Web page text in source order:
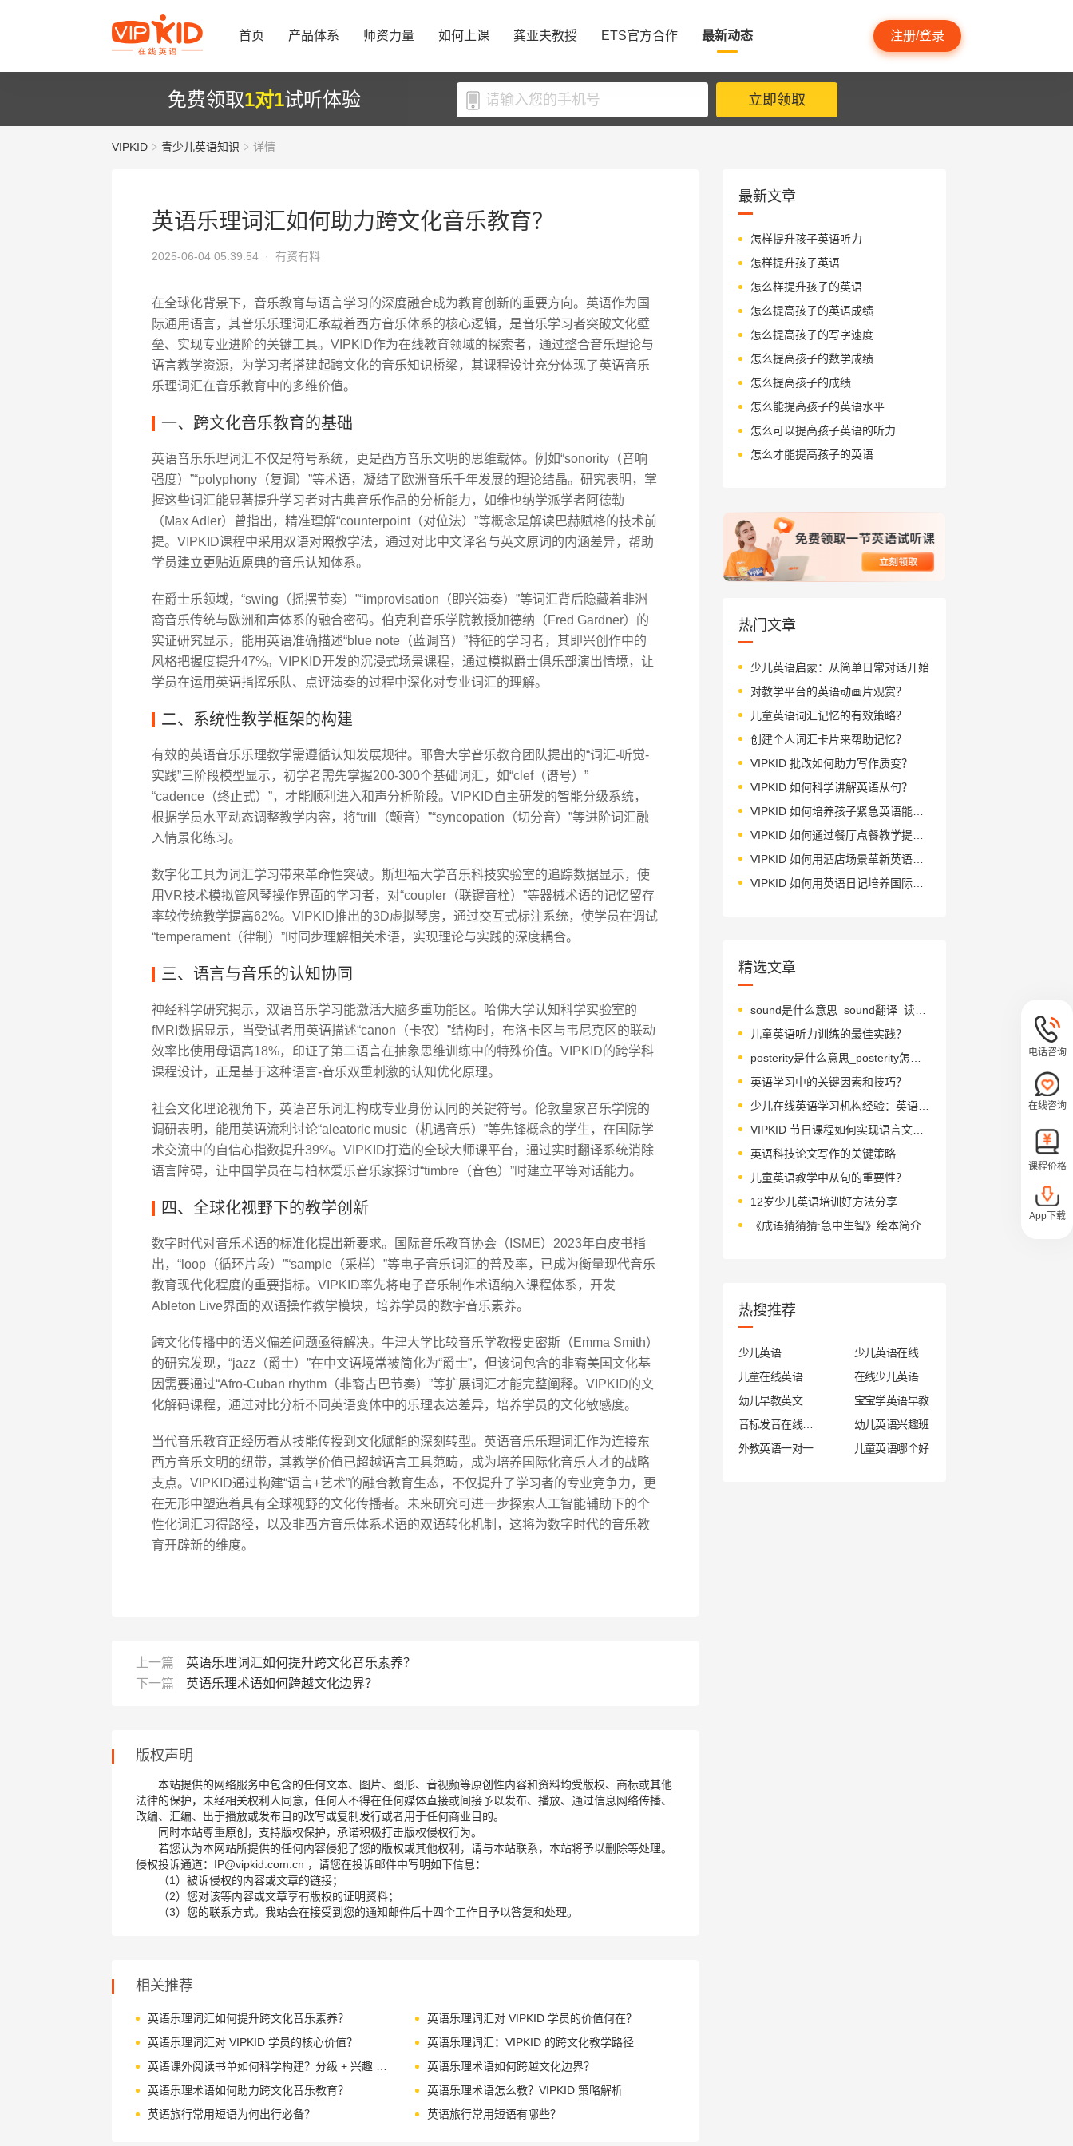
首页 产品体系 师资力量 如何上课 龚亚夫教授 ETS官方合作 最新动态 注册/登录
免费领取1对1试听体验 立即领取
VIPKID 青少儿英语知识 详情
英语乐理词汇如何助力跨文化音乐教育？
2025-06-04 05:39:54 · 有资有料
在全球化背景下，音乐教育与语言学习的深度融合成为教育创新的重要方向。英语作为国
际通用语言，其音乐乐理词汇承载着西方音乐体系的核心逻辑，是音乐学习者突破文化壁
垒、实现专业进阶的关键工具。VIPKID作为在线教育领域的探索者，通过整合音乐理论与
语言教学资源，为学习者搭建起跨文化的音乐知识桥梁，其课程设计充分体现了英语音乐
乐理词汇在音乐教育中的多维价值。
一、跨文化音乐教育的基础
英语音乐乐理词汇不仅是符号系统，更是西方音乐文明的思维载体。例如“sonority（音响
强度）”“polyphony（复调）”等术语，凝结了欧洲音乐千年发展的理论结晶。研究表明，掌
握这些词汇能显著提升学习者对古典音乐作品的分析能力，如维也纳学派学者阿德勒
（Max Adler）曾指出，精准理解“counterpoint（对位法）”等概念是解读巴赫赋格的技术前
提。VIPKID课程中采用双语对照教学法，通过对比中文译名与英文原词的内涵差异，帮助
学员建立更贴近原典的音乐认知体系。
在爵士乐领域，“swing（摇摆节奏）”“improvisation（即兴演奏）”等词汇背后隐藏着非洲
裔音乐传统与欧洲和声体系的融合密码。伯克利音乐学院教授加德纳（Fred Gardner）的
实证研究显示，能用英语准确描述“blue note（蓝调音）”特征的学习者，其即兴创作中的
风格把握度提升47%。VIPKID开发的沉浸式场景课程，通过模拟爵士俱乐部演出情境，让
学员在运用英语指挥乐队、点评演奏的过程中深化对专业词汇的理解。
二、系统性教学框架的构建
有效的英语音乐乐理教学需遵循认知发展规律。耶鲁大学音乐教育团队提出的“词汇-听觉-
实践”三阶段模型显示，初学者需先掌握200-300个基础词汇，如“clef（谱号）”
“cadence（终止式）”，才能顺利进入和声分析阶段。VIPKID自主研发的智能分级系统，
根据学员水平动态调整教学内容，将“trill（颤音）”“syncopation（切分音）”等进阶词汇融
入情景化练习。
数字化工具为词汇学习带来革命性突破。斯坦福大学音乐科技实验室的追踪数据显示，使
用VR技术模拟管风琴操作界面的学习者，对“coupler（联键音栓）”等器械术语的记忆留存
率较传统教学提高62%。VIPKID推出的3D虚拟琴房，通过交互式标注系统，使学员在调试
“temperament（律制）”时同步理解相关术语，实现理论与实践的深度耦合。
三、语言与音乐的认知协同
神经科学研究揭示，双语音乐学习能激活大脑多重功能区。哈佛大学认知科学实验室的
fMRI数据显示，当受试者用英语描述“canon（卡农）”结构时，布洛卡区与韦尼克区的联动
效率比使用母语高18%，印证了第二语言在抽象思维训练中的特殊价值。VIPKID的跨学科
课程设计，正是基于这种语言-音乐双重刺激的认知优化原理。
社会文化理论视角下，英语音乐词汇构成专业身份认同的关键符号。伦敦皇家音乐学院的
调研表明，能用英语流利讨论“aleatoric music（机遇音乐）”等先锋概念的学生，在国际学
术交流中的自信心指数提升39%。VIPKID打造的全球大师课平台，通过实时翻译系统消除
语言障碍，让中国学员在与柏林爱乐音乐家探讨“timbre（音色）”时建立平等对话能力。
四、全球化视野下的教学创新
数字时代对音乐术语的标准化提出新要求。国际音乐教育协会（ISME）2023年白皮书指
出，“loop（循环片段）”“sample（采样）”等电子音乐词汇的普及率，已成为衡量现代音乐
教育现代化程度的重要指标。VIPKID率先将电子音乐制作术语纳入课程体系，开发
Ableton Live界面的双语操作教学模块，培养学员的数字音乐素养。
跨文化传播中的语义偏差问题亟待解决。牛津大学比较音乐学教授史密斯（Emma Smith）
的研究发现，“jazz（爵士）”在中文语境常被简化为“爵士”，但该词包含的非裔美国文化基
因需要通过“Afro-Cuban rhythm（非裔古巴节奏）”等扩展词汇才能完整阐释。VIPKID的文
化解码课程，通过对比分析不同英语变体中的乐理表达差异，培养学员的文化敏感度。
当代音乐教育正经历着从技能传授到文化赋能的深刻转型。英语音乐乐理词汇作为连接东
西方音乐文明的纽带，其教学价值已超越语言工具范畴，成为培养国际化音乐人才的战略
支点。VIPKID通过构建“语言+艺术”的融合教育生态，不仅提升了学习者的专业竞争力，更
在无形中塑造着具有全球视野的文化传播者。未来研究可进一步探索人工智能辅助下的个
性化词汇习得路径，以及非西方音乐体系术语的双语转化机制，这将为数字时代的音乐教
育开辟新的维度。
上一篇
英语乐理词汇如何提升跨文化音乐素养？
下一篇
英语乐理术语如何跨越文化边界？
版权声明
本站提供的网络服务中包含的任何文本、图片、图形、音视频等原创性内容和资料均受版权、商标或其他
法律的保护，未经相关权利人同意，任何人不得在任何媒体直接或间接予以发布、播放、通过信息网络传播、
改编、汇编、出于播放或发布目的改写或复制发行或者用于任何商业目的。
同时本站尊重原创，支持版权保护，承诺积极打击版权侵权行为。
若您认为本网站所提供的任何内容侵犯了您的版权或其他权利，请与本站联系，本站将予以删除等处理。
侵权投诉通道：IP@vipkid.com.cn ，请您在投诉邮件中写明如下信息：
（1）被诉侵权的内容或文章的链接；
（2）您对该等内容或文章享有版权的证明资料；
（3）您的联系方式。我站会在接受到您的通知邮件后十四个工作日予以答复和处理。
相关推荐
英语乐理词汇如何提升跨文化音乐素养？
英语乐理词汇对 VIPKID 学员的价值何在？
英语乐理词汇对 VIPKID 学员的核心价值？
英语乐理词汇：VIPKID 的跨文化教学路径
英语乐理术语如何跨越文化边界？
英语乐理术语如何助力跨文化音乐教育？
英语乐理术语怎么教？VIPKID 策略解析
英语旅行常用短语为何出行必备？
英语旅行常用短语有哪些？
最新文章
怎样提升孩子英语听力
怎样提升孩子英语
怎么样提升孩子的英语
怎么提高孩子的英语成绩
怎么提高孩子的写字速度
怎么提高孩子的数学成绩
怎么提高孩子的成绩
怎么能提高孩子的英语水平
怎么可以提高孩子英语的听力
怎么才能提高孩子的英语
热门文章
少儿英语启蒙：从简单日常对话开始
对教学平台的英语动画片观赏？
儿童英语词汇记忆的有效策略？
创建个人词汇卡片来帮助记忆？
VIPKID 批改如何助力写作质变？
VIPKID 如何科学讲解英语从句？
VIPKID 如何培养孩子紧急英语能力？
VIPKID 如何通过餐厅点餐教学提升少儿英语应用能力？
VIPKID 如何用酒店场景革新英语教学？
VIPKID 如何用英语日记培养国际化人才？
精选文章
sound是什么意思_sound翻译_读音_用法_翻译
儿童英语听力训练的最佳实践？
英语学习中的关键因素和技巧？
少儿在线英语学习机构经验：英语输入三要素
VIPKID 节日课程如何实现语言文化双赢？
英语科技论文写作的关键策略
儿童英语教学中从句的重要性？
12岁少儿英语培训好方法分享
《成语猜猜猜:急中生智》绘本简介
热搜推荐
少儿英语
少儿英语在线
儿童在线英语
在线少儿英语
幼儿早教英文
宝宝学英语早教
幼儿英语兴趣班
外教英语一对一
儿童英语哪个好
电话咨询
在线咨询
课程价格
App下载